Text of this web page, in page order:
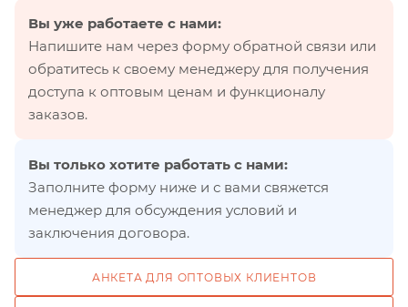
Вы уже работаете с нами:
Напишите нам через форму обратной связи или
обратитесь к своему менеджеру для получения
доступа к оптовым ценам и функционалу
заказов.
Вы только хотите работать с нами:
Заполните форму ниже и с вами свяжется
менеджер для обсуждения условий и
заключения договора.
АНКЕТА ДЛЯ ОПТОВЫХ КЛИЕНТОВ